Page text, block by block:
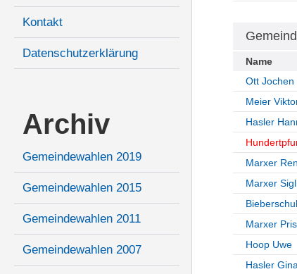
Kontakt
Datenschutzerklärung
Archiv
Gemeindewahlen 2019
Gemeindewahlen 2015
Gemeindewahlen 2011
Gemeindewahlen 2007
Name
Ott Jochen
Meier
Hasler
Marxer
Marxer
Marxer
Hoop Uwe
Hasler